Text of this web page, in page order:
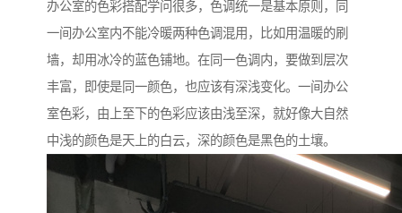
办公室的色彩搭配学问很多，色调统一是基本原则，同
一间办公室内不能冷暖两种色调混用，比如用温暖的刷
墙，却用冰冷的蓝色铺地。在同一色调内，要做到层次
丰富，即使是同一颜色，也应该有深浅变化。一间办公
室色彩，由上至下的色彩应该由浅至深，就好像大自然
中浅的颜色是天上的白云，深的颜色是黑色的土壤。